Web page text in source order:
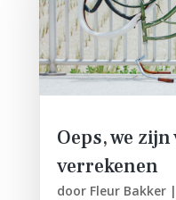
Oeps, we
verrekenen
door Fleur Bakker|